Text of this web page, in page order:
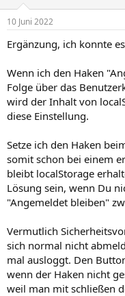
10 Juni 2022
Ergänzung, ich konnte
Wenn ich den Haken
Folge über das
wird der Inhalt von
diese Einstellung.
Setze ich den Haken
somit schon bei einem
bleibt localStorage
Lösung sein, wenn Du
"Angemeldet bleiben"
Vermutlich
sich normal nicht
mal ausloggt. Den
wenn der Haken nicht
weil man mit schließen